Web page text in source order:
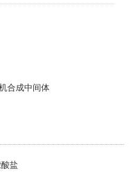
合成中间体
盐